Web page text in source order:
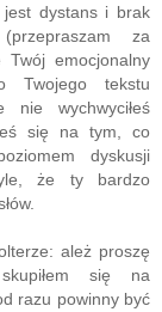
dystans i brak
za
Twój emocjonalny
tekstu
nie wychwyciłeś
się na tym, co
dyskusji
że ty bardzo
ależ proszę
się na
razu powinny być